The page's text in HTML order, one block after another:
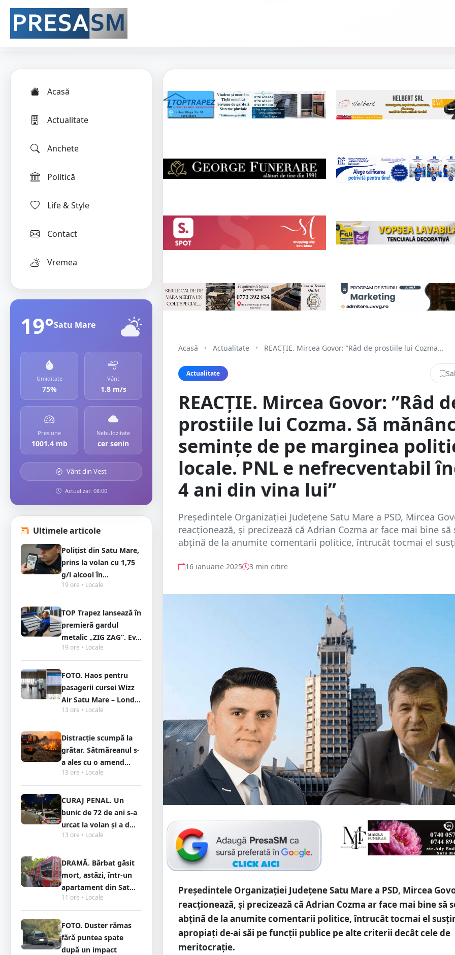
Acasă
Actualitate
Anchete
Politică
Life & Style
Contact
Vremea
19°Satu Mare
Umiditate
75%
Vânt
1.8 m/s
Presiune
1001.4 mb
Nebulozitate
cer senin
Vânt din Vest
Actualizat: 08:00
Ultimele articole
Polițist din Satu Mare,
prins la volan cu 1,75
g/l alcool în...
19 ore • Locale
TOP Trapez lansează în
premieră gardul
metalic „ZIG ZAG”. Ev...
19 ore • Locale
FOTO. Haos pentru
pasagerii cursei Wizz
Air Satu Mare – Lond...
13 ore • Locale
Distracție scumpă la
grătar. Sătmăreanul s-
a ales cu o amend...
13 ore • Locale
CURAJ PENAL. Un
bunic de 72 de ani s-a
urcat la volan și a d...
13 ore • Locale
DRAMĂ. Bărbat găsit
mort, astăzi, într-un
apartament din Sat...
11 ore • Locale
FOTO. Duster rămas
fără puntea spate
după un impact
Acasă • Actualitate • REACȚIE. Mircea Govor: ”Râd de prostiile lui Cozma...
Actualitate
REACȚIE. Mircea Govor: ”Râd
prostiile lui Cozma. Să
semințe de pe marginea
locale. PNL e nefrecventabil
4 ani din vina lui”
Președintele Organizației Județene Satu Mare a PSD, Mircea
reacționează, și precizează că Adrian Cozma ar face mai bine să
abțină de la anumite comentarii politice, întrucât tocmai el
16 ianuarie 2025 3 min citire
Președintele Organizației Județene Satu Mare a PSD, Mircea
reacționează, și precizează că Adrian Cozma ar face mai bine să
abțină de la anumite comentarii politice, întrucât tocmai el
apropiați de-ai săi pe funcții publice pe alte criterii decât cele de
meritocrație.